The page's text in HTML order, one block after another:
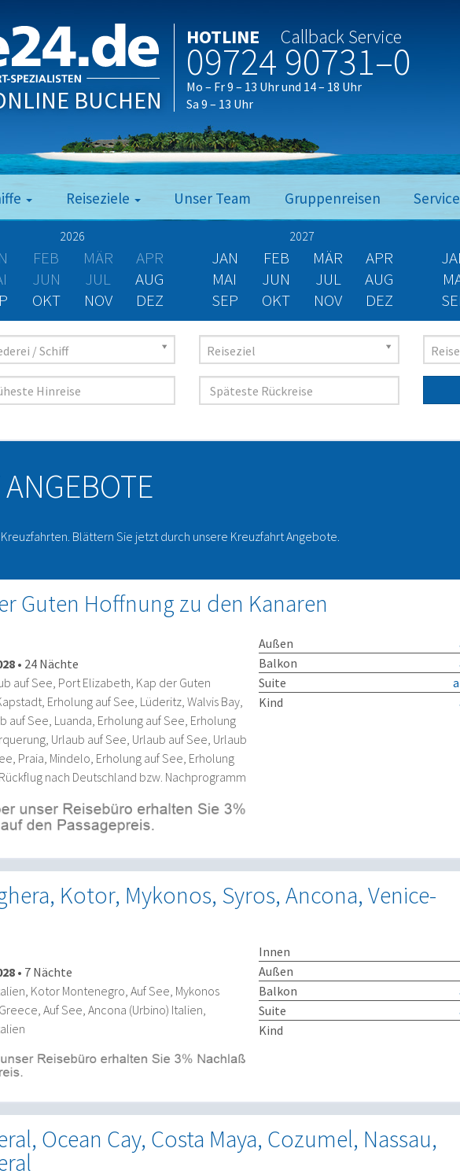
BUCHEN
HOTLINE Callback Service
09724 90731–0
Mo – Fr 9 – 13 Uhr und 14 – 18 Uhr
Sa 9 – 13 Uhr
Reiseziele Unser Team Gruppenreisen Service
2026
FEB MÄR
APR
JUN JUL
AUG
OKT NOV DEZ
2027
JAN FEB MÄR
APR
MAI
JUN JUL
AUG
SEP
OKT NOV DEZ
/ Schiff Reiseziel
Blättern Sie jetzt durch unsere Kreuzfahrt Angebote.
Guten Hoffnung zu den Kanaren
• 24 Nächte
auf See, Port Elizabeth, Kap der Guten
Erholung auf See, Lüderitz, Walvis Bay,
auf See, Luanda, Erholung auf See, Erholung
Urlaub auf See, Urlaub auf See, Urlaub
Praia, Mindelo, Erholung auf See, Erholung
nach Deutschland bzw. Nachprogramm
Außen
Balkon
Suite
Kind
Kotor, Mykonos, Syros, Ancona, Venice-
• 7 Nächte
Kotor Montenegro, Auf See, Mykonos
Auf See, Ancona (Urbino) Italien,
Innen
Außen
Balkon
Suite
Kind
Ocean Cay, Costa Maya, Cozumel, Nassau,